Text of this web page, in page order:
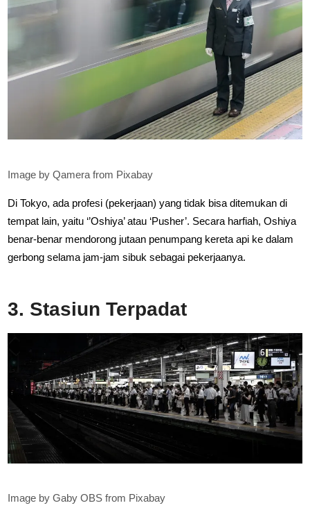
Image by Qamera from Pixabay
Di Tokyo, ada profesi (pekerjaan) yang tidak bisa ditemukan di
tempat lain, yaitu ‘’Oshiya’ atau ‘Pusher’. Secara harfiah, Oshiya
benar-benar mendorong jutaan penumpang kereta api ke dalam
gerbong selama jam-jam sibuk sebagai pekerjaanya.
3. Stasiun Terpadat
Image by Gaby OBS from Pixabay